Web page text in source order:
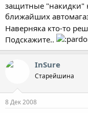
защитные "накидки"
ближайших
Наверняка кто-то
Подскажите..
InSure
Старейшина
8 Дек 2008